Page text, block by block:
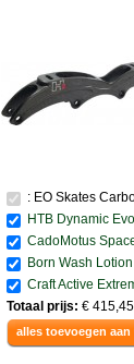
: EO Skates
HTB Dynamic
CadoMotus
Born Wash Lotion
Craft Active
Totaal prijs: € 415,45
alles toevoegen